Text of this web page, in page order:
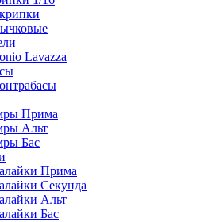
Lavazza
Прима
Альт
Бас
Прима
Секунда
Альт
Бас